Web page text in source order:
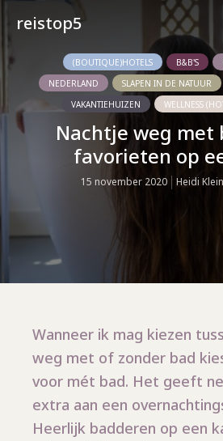
reistop5
(BOUTIQUE)HOTELS B&B'S
NEDERLAND
SLAPEN IN DE NATUUR
VAKANTIEHUIZEN
WELLNESS
Nachtje weg met
favorieten op
15 november 2020 Heidi Klein
Wanneer ik mag kiezen
weg met of zonder bad
voor mét bad. Het geeft
extra aan een
Heerlijk badderen op een